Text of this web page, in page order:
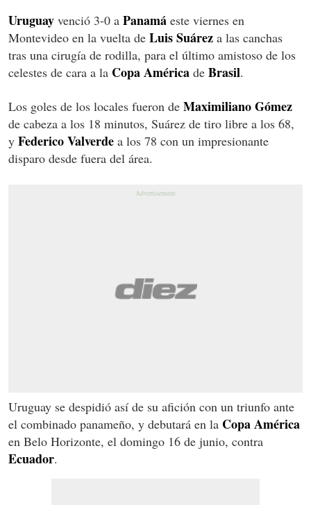
Uruguay venció 3-0 a Panamá este viernes en
Montevideo en la vuelta de Luis Suárez a las canchas
tras una cirugía de rodilla, para el último amistoso de los
celestes de cara a la CopaAmérica de Brasil.
Los goles de los locales fueron de MaximilianoGómez
de cabeza a los 18 minutos, Suárez de tiro libre a los 68,
y FedericoValverde a los 78 con un impresionante
disparo desde fuera del área.
Uruguay se despidió así de su afición con un triunfo ante
el combinado panameño, y debutará en la CopaAmérica
en Belo Horizonte, el domingo 16 de junio, contra
Ecuador.